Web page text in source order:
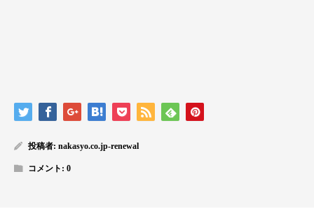
投稿者: nakasyo.co.jp-renewal
コメント: 0